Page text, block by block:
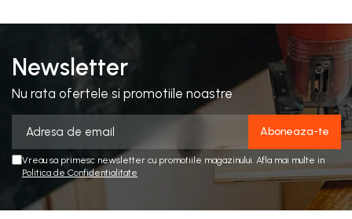
Newsletter
Nu rata ofertele si promotiile noastre
Vreau sa primesc newsletter cu promotiile magazinului. Afla mai multe in
Politica de Confidentialitate